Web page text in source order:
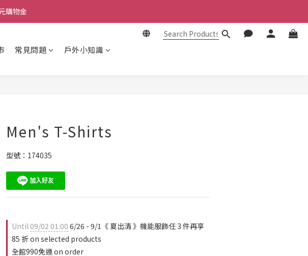
購物金
常見問題 戶外小知識
Men's T-Shirts
型號：174035
Until09/02 01:00 6/26 - 9/1《 夏出清 》機能服飾任 3 件再享
85 折 on selected products
全館990免運 on order